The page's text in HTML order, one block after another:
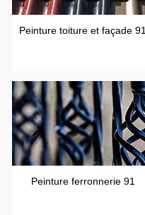
Peinture toiture et façade 91
Peinture ferronnerie 91